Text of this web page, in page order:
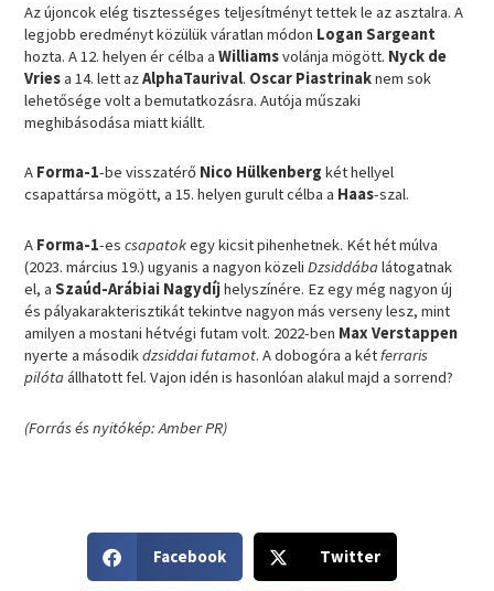
Az újoncok elég tisztességes teljesítményt tettek le az asztalra. A
legjobb eredményt közülük váratlan módon Logan Sargeant
hozta. A 12. helyen ér célba aWilliamsvolánja mögött. Nyck de
Vriesa 14. lett azAlphaTaurival. Oscar Piastrinaknem sok
lehetősége volt a bemutatkozásra. Autója műszaki
meghibásodása miatt kiállt.
A Forma-1-be visszatérő Nico Hülkenberg két hellyel
csapattársa mögött, a 15. helyen gurult célba a Haas-szal.
A Forma-1-escsapatokegy kicsit pihenhetnek. Két hét múlva
(2023. március 19.) ugyanis a nagyon közeliDzsiddábalátogatnak
el, aSzaúd-Arábiai Nagydíjhelyszínére. Ez egy még nagyon új
és pályakarakterisztikát tekintve nagyon más verseny lesz, mint
amilyen a mostani hétvégi futam volt. 2022-ben Max Verstappen
nyerte a másodikdzsiddai futamot. A dobogóra a kétferraris
pilótaállhatott fel. Vajon idén is hasonlóan alakul majd a sorrend?
(Forrás és nyitókép: Amber PR)
h
Facebook
h
Twitter